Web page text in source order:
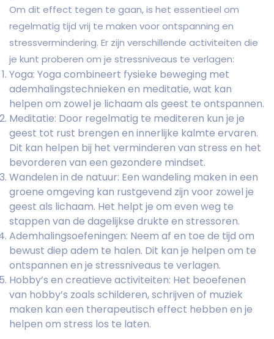
Om dit effect tegen te gaan, is het essentieel om
regelmatig tijd vrij te maken voor ontspanning en
stressvermindering. Er zijn verschillende activiteiten die
je kunt proberen om je stressniveaus te verlagen:
Yoga: Yoga combineert fysieke beweging met
ademhalingstechnieken en meditatie, wat kan
helpen om zowel je lichaam als geest te ontspannen.
Meditatie: Door regelmatig te mediteren kun je je
geest tot rust brengen en innerlijke kalmte ervaren.
Dit kan helpen bij het verminderen van stress en het
bevorderen van een gezondere mindset.
Wandelen in de natuur: Een wandeling maken in een
groene omgeving kan rustgevend zijn voor zowel je
geest als lichaam. Het helpt je om even weg te
stappen van de dagelijkse drukte en stressoren.
Ademhalingsoefeningen: Neem af en toe de tijd om
bewust diep adem te halen. Dit kan je helpen om te
ontspannen en je stressniveaus te verlagen.
Hobby’s en creatieve activiteiten: Het beoefenen
van hobby’s zoals schilderen, schrijven of muziek
maken kan een therapeutisch effect hebben en je
helpen om stress los te laten.